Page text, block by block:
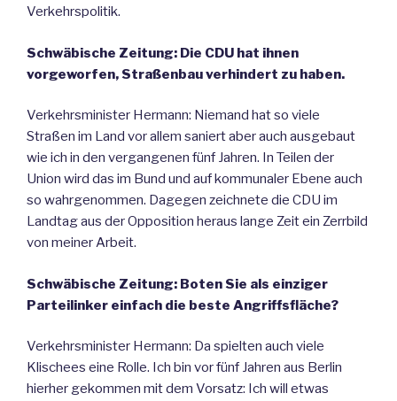
Verkehrspolitik.
Schwäbische Zeitung: Die CDU hat ihnen
vorgeworfen, Straßenbau verhindert zu haben.
Verkehrsminister Hermann: Niemand hat so viele
Straßen im Land vor allem saniert aber auch ausgebaut
wie ich in den vergangenen fünf Jahren. In Teilen der
Union wird das im Bund und auf kommunaler Ebene auch
so wahrgenommen. Dagegen zeichnete die CDU im
Landtag aus der Opposition heraus lange Zeit ein Zerrbild
von meiner Arbeit.
Schwäbische Zeitung: Boten Sie als einziger
Parteilinker einfach die beste Angriffsfläche?
Verkehrsminister Hermann: Da spielten auch viele
Klischees eine Rolle. Ich bin vor fünf Jahren aus Berlin
hierher gekommen mit dem Vorsatz: Ich will etwas